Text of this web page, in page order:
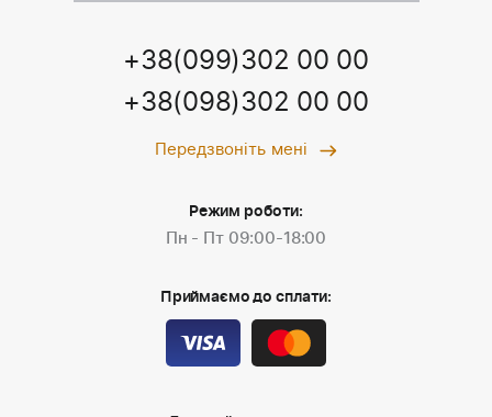
+38(099)302 00 00
+38(098)302 00 00
Передзвоніть мені
Режим роботи:
Пн - Пт 09:00-18:00
Приймаємо до сплати: